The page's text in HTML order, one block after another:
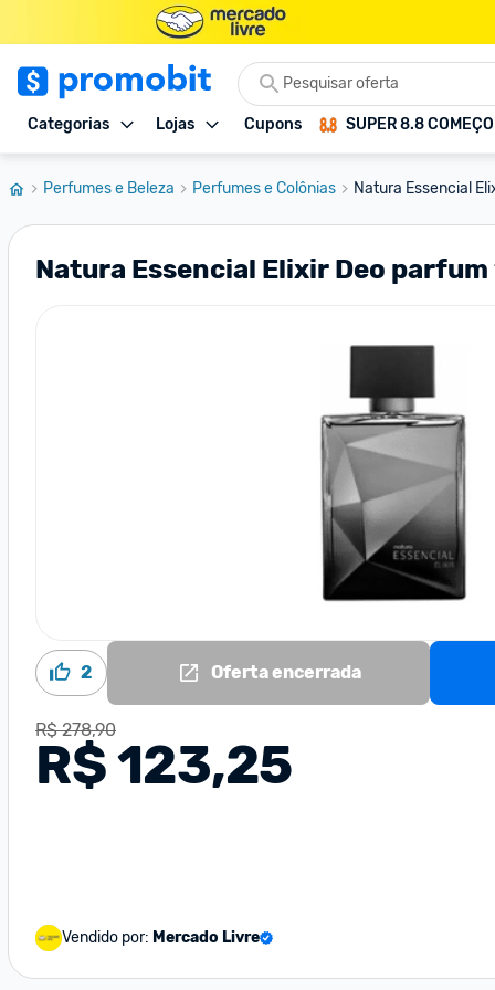
Categorias Lojas Cupons SUPER 8.8
Perfumes e Beleza Perfumes e Colônias Natura Essencial
Natura Essencial Elixir Deo
2 Oferta encerrada
R$ 278,90
R$ 123,25
Vendido por: Mercado Livre